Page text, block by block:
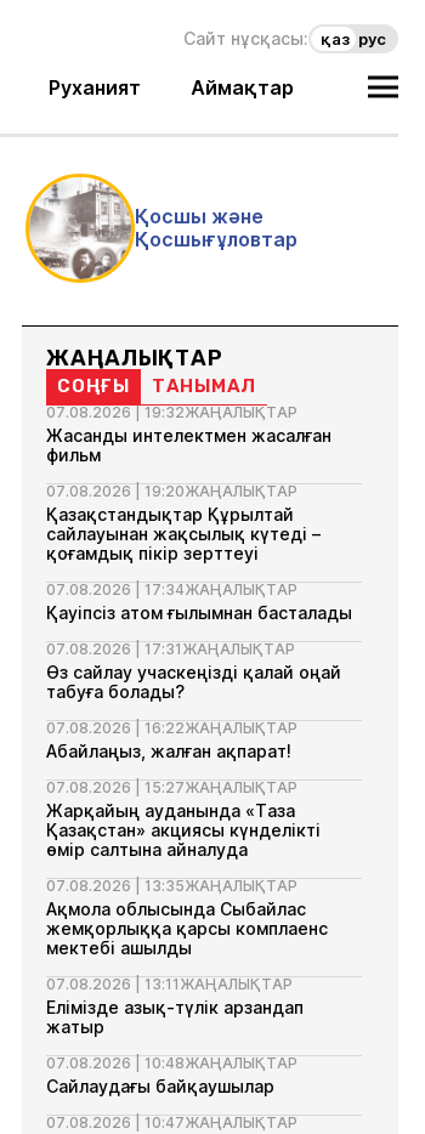
Сайт нұсқасы: қаз рус
Руханият Аймақтар
Қосшы және
Қосшығұловтар
ЖАҢАЛЫҚТАР
СОҢҒЫ ТАНЫМАЛ
07.08.2026 | 19:32ЖАҢАЛЫҚТАР
Жасанды интелектмен жасалған
фильм
07.08.2026 | 19:20ЖАҢАЛЫҚТАР
Қазақстандықтар Құрылтай
сайлауынан жақсылық күтеді –
қоғамдық пікір зерттеуі
07.08.2026 | 17:34ЖАҢАЛЫҚТАР
Қауіпсіз атом ғылымнан басталады
07.08.2026 | 17:31 ЖАҢАЛЫҚТАР
Өз сайлау учаскеңізді қалай оңай
табуға болады?
07.08.2026 | 16:22ЖАҢАЛЫҚТАР
Абайлаңыз, жалған ақпарат!
07.08.2026 | 15:27ЖАҢАЛЫҚТАР
Жарқайың ауданында «Таза
Қазақстан» акциясы күнделікті
өмір салтына айналуда
07.08.2026 | 13:35ЖАҢАЛЫҚТАР
Ақмола облысында Сыбайлас
жемқорлыққа қарсы комплаенс
мектебі ашылды
07.08.2026 | 13:11 ЖАҢАЛЫҚТАР
Елімізде азық-түлік арзандап
жатыр
07.08.2026 | 10:48ЖАҢАЛЫҚТАР
Сайлаудағы байқаушылар
07.08.2026 | 10:47ЖАҢАЛЫҚТАР